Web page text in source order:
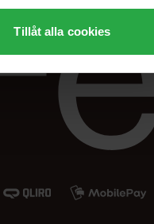
Tillåt alla cookies